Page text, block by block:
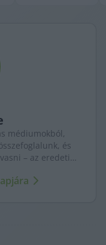
médiumokból,
és
– az eredeti